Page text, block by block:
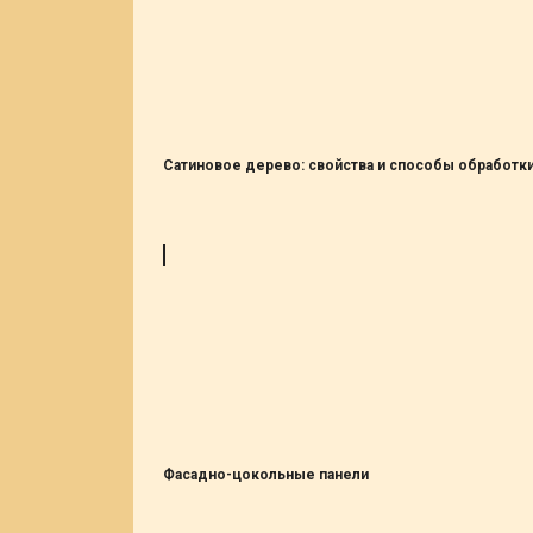
Сатиновое дерево: свойства и способы
Фасадно-цокольные панели